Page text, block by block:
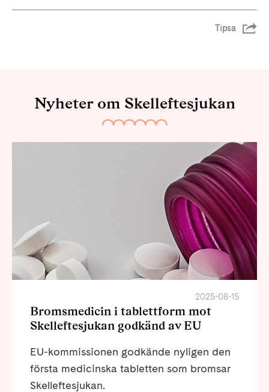
Tipsa
Nyheter om Skelleftesjukan
2025-08-15
Bromsmedicin i tablettform mot
Skelleftesjukan godkänd av EU
EU-kommissionen godkände nyligen den
första medicinska tabletten som bromsar
Skelleftesjukan.